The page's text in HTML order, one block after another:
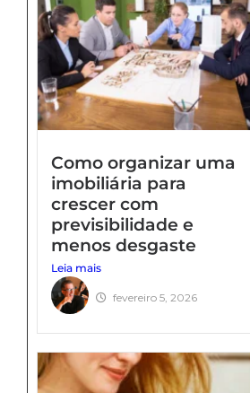
Quais redes sociais
oferecem melhores
resultados para
corretores?
Como criar um
branding pessoal
mercado
imobiliário?
Por que apostar
em vídeos e tours
fechar negócio?
Como usar o e-mail
marketing sem ser
invasivo?
Como organizar uma
imobiliária para
crescer com
previsibilidade e
menos desgaste
Leia mais
fevereiro 5, 2026